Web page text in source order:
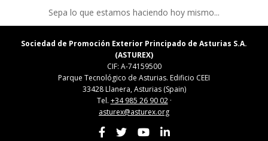
Sepa lo que estamos haciendo hoy mismo...
Sociedad de Promoción Exterior Principado de Asturias S.A.
(ASTUREX)
CIF: A-74159500
Parque Tecnológico de Asturias. Edificio CEEI
33428 Llanera, Asturias (Spain)
Tel. +34 985 26 90 02·
asturex@asturex.org